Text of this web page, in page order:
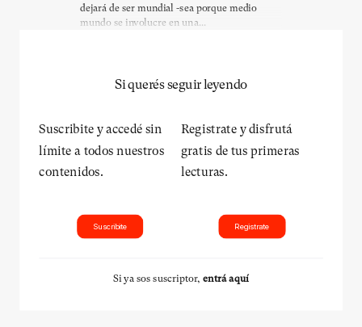
dejará de ser mundial -sea porque medio
mundo se involucre en una...
Si querés seguir leyendo
Suscribite y accedé sin
límite a todos nuestros
contenidos.
Suscribite
Registrate y disfrutá
gratis de tus primeras
lecturas.
Registrate
Si ya sos suscriptor, entrá aquí